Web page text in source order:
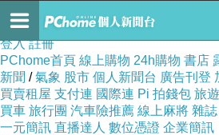
遊日本刷卡優惠辦哪張信用卡有
登入 註冊
PChome首頁 線上購物 24h購物 書店
新聞 /氣象 股市 個人新聞台 廣告刊登
買賣租屋 支付連 國際連 Pi 拍錢包 旅遊
買車 旅行團 汽車險推薦 線上麻將 雜誌
一元簡訊 直播達人 數位憑證 企業簡訊